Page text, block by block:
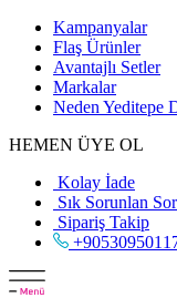
Kampanyalar
Flaş Ürünler
Avantajlı Setler
Markalar
Neden Yeditepe
HEMEN ÜYE OL
Kolay İade
Sık Sorunlan
Sipariş Takip